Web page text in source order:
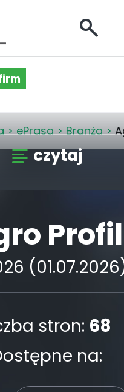
> ePrasa > Branża >
czytaj
Profil
stron: 68
na: